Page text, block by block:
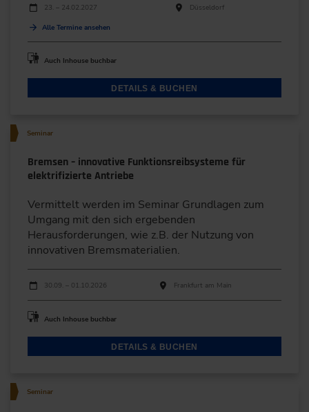
23. – 24.02.2027
Düsseldorf
Alle Termine ansehen
Auch Inhouse buchbar
DETAILS & BUCHEN
Seminar
Bremsen – innovative Funktionsreibsysteme für
elektrifizierte Antriebe
Vermittelt werden im Seminar Grundlagen zum
Umgang mit den sich ergebenden
Herausforderungen, wie z.B. der Nutzung von
innovativen Bremsmaterialien.
Durchführungen
Veranstaltungsdatum Veranstaltungsort
30.09. – 01.10.2026 Frankfurt am Main
Auch Inhouse buchbar
DETAILS & BUCHEN
Seminar